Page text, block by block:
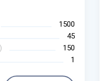
1500
45
150
1